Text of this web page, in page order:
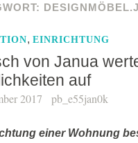
,EINRICHTUNG
von Janua
auf
2017 pb_e55jan0k
einer Wohnung